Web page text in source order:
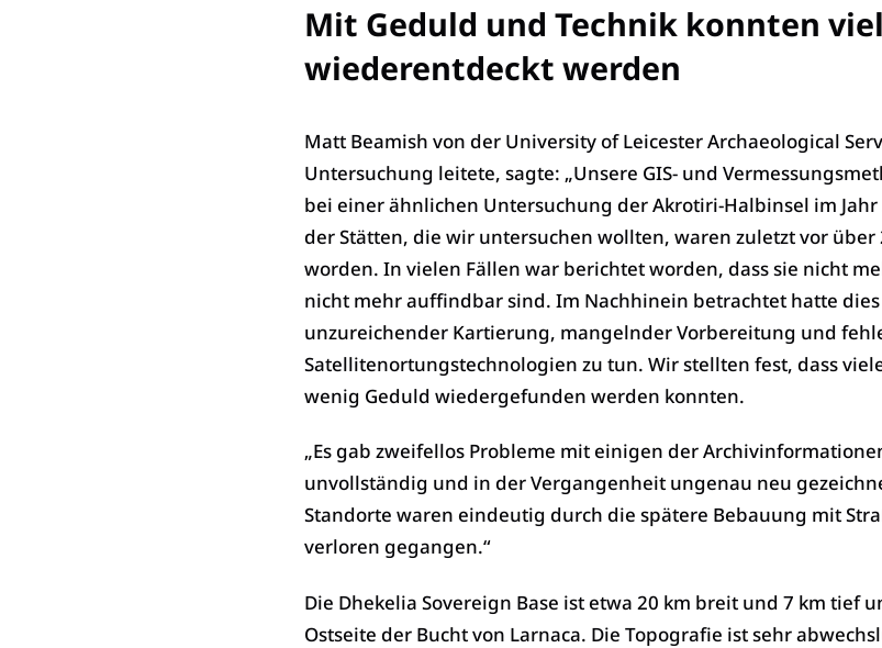
Mit Geduld und Technik konnten
wiederentdeckt werden
Matt Beamish von der University of Leicester Archaeological
Untersuchung leitete, sagte: „Unsere GIS- und
bei einer ähnlichen Untersuchung der Akrotiri-Halbinsel im
der Stätten, die wir untersuchen wollten, waren zuletzt vor über
worden. In vielen Fällen war berichtet worden, dass sie nicht
nicht mehr auffindbar sind. Im Nachhinein betrachtet hatte
unzureichender Kartierung, mangelnder Vorbereitung und
Satellitenortungstechnologien zu tun. Wir stellten fest, dass
wenig Geduld wiedergefunden werden konnten.
„Es gab zweifellos Probleme mit einigen der
unvollständig und in der Vergangenheit ungenau neu
Standorte waren eindeutig durch die spätere Bebauung mit
verloren gegangen.“
Die Dhekelia Sovereign Base ist etwa 20 km breit und 7 km tief
Ostseite der Bucht von Larnaca. Die Topografie ist sehr